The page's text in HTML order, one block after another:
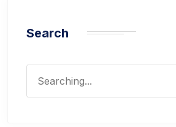
Search
for: